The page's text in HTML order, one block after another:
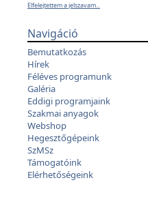
Elfelejtettem a jelszavam...
Navigáció
Bemutatkozás
Hírek
Féléves programunk
Galéria
Eddigi programjaink
Szakmai anyagok
Webshop
Hegesztőgépeink
SzMSz
Támogatóink
Elérhetőségeink